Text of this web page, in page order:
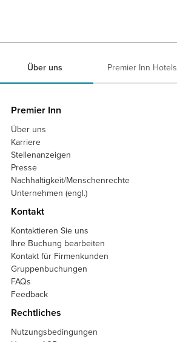
Über uns Premier Inn Hotels
Premier Inn
Über uns
Karriere
Stellenanzeigen
Presse
Nachhaltigkeit/Menschenrechte
Unternehmen (engl.)
Kontakt
Kontaktieren Sie uns
Ihre Buchung bearbeiten
Kontakt für Firmenkunden
Gruppenbuchungen
FAQs
Feedback
Rechtliches
Nutzungsbedingungen